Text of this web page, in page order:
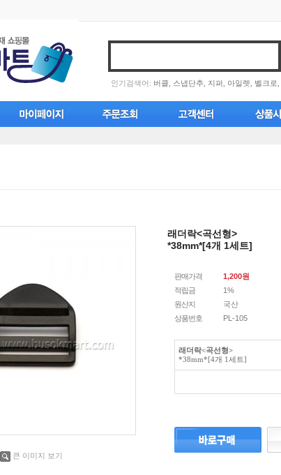
인기검색어: 버클, 스냅단추, 지퍼, 아일렛, 벨크로,
큰 이미지 보기
래더락<곡선형>
*38mm*[4개 1세트]
판매가격 1,200원
적립금
1%
원산지
국산
상품번호
PL-105
래더락<곡선형>
*38mm*[4개 1세트]